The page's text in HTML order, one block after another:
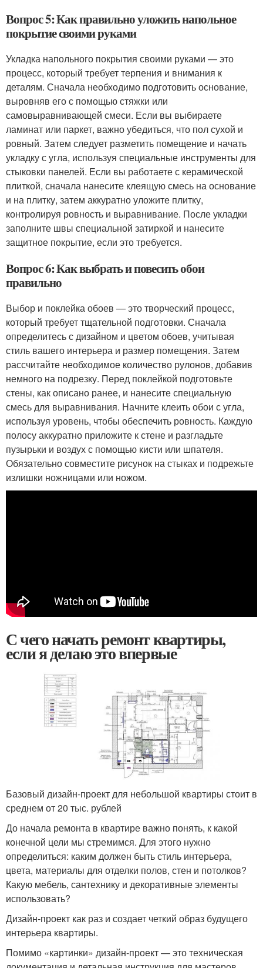
Вопрос 5: Как правильно уложить напольное
покрытие своими руками
Укладка напольного покрытия своими руками — это
процесс, который требует терпения и внимания к
деталям. Сначала необходимо подготовить основание,
выровняв его с помощью стяжки или
самовыравнивающей смеси. Если вы выбираете
ламинат или паркет, важно убедиться, что пол сухой и
ровный. Затем следует разметить помещение и начать
укладку с угла, используя специальные инструменты для
стыковки панелей. Если вы работаете с керамической
плиткой, сначала нанесите клеящую смесь на основание
и на плитку, затем аккуратно уложите плитку,
контролируя ровность и выравнивание. После укладки
заполните швы специальной затиркой и нанесите
защитное покрытие, если это требуется.
Вопрос 6: Как выбрать и повесить обои
правильно
Выбор и поклейка обоев — это творческий процесс,
который требует тщательной подготовки. Сначала
определитесь с дизайном и цветом обоев, учитывая
стиль вашего интерьера и размер помещения. Затем
рассчитайте необходимое количество рулонов, добавив
немного на подрезку. Перед поклейкой подготовьте
стены, как описано ранее, и нанесите специальную
смесь для выравнивания. Начните клеить обои с угла,
используя уровень, чтобы обеспечить ровность. Каждую
полосу аккуратно приложите к стене и разгладьте
пузырьки и воздух с помощью кисти или шпателя.
Обязательно совместите рисунок на стыках и подрежьте
излишки ножницами или ножом.
С чего начать ремонт квартиры,
если я делаю это впервые
Базовый дизайн-проект для небольшой квартиры стоит в
среднем от 20 тыс. рублей
До начала ремонта в квартире важно понять, к какой
конечной цели мы стремимся. Для этого нужно
определиться: каким должен быть стиль интерьера,
цвета, материалы для отделки полов, стен и потолков?
Какую мебель, сантехнику и декоративные элементы
использовать?
Дизайн-проект как раз и создает четкий образ будущего
интерьера квартиры.
Помимо «картинки» дизайн-проект — это техническая